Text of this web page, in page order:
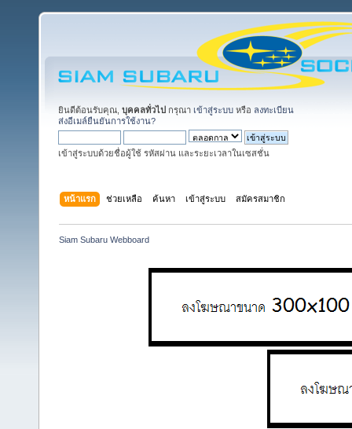
ยินดีต้อนรับคุณ, บุคคลทั่วไป กรุณา เข้าสู่ระบบ หรือ ลงทะเบียน
ส่งอีเมล์ยืนยันการใช้งาน?
เข้าสู่ระบบด้วยชื่อผู้ใช้ รหัสผ่าน และระยะเวลาในเซสชั่น
หน้าแรก ช่วยเหลือ ค้นหา เข้าสู่ระบบ สมัครสมาชิก
Siam Subaru Webboard